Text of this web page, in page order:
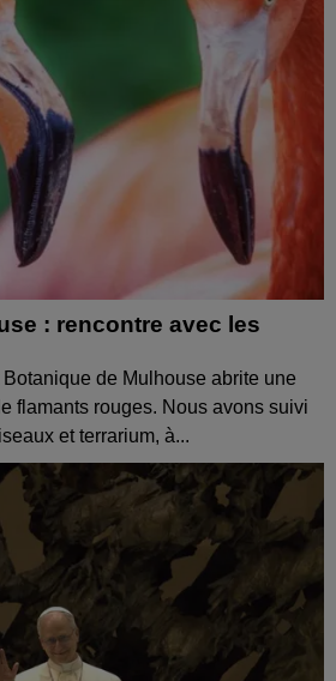
: rencontre avec les
de Mulhouse abrite une
flamants rouges. Nous avons suivi
et terrarium, à...